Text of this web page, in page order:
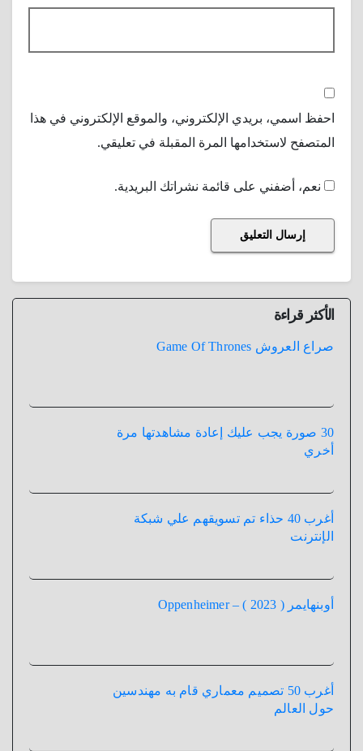
احفظ اسمي، بريدي الإلكتروني، والموقع الإلكتروني في هذا
المتصفح لاستخدامها المرة المقبلة في تعليقي.
نعم، أضفني على قائمة نشراتك البريدية.
الأكثر قراءة
صراع العروش Game Of Thrones
30 صورة يجب عليك إعادة مشاهدتها مرة
أخري
أغرب 40 حذاء تم تسويقهم علي شبكة
الإنترنت
أوبنهايمر ( 2023 ) – Oppenheimer
أغرب 50 تصميم معماري قام به مهندسين
حول العالم